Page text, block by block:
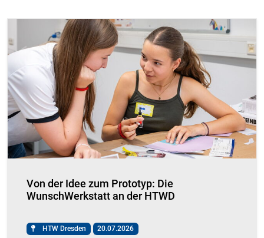
Von der Idee zum Prototyp: Die
WunschWerkstatt an der HTWD
HTW Dresden 20.07.2026